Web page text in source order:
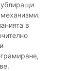
в